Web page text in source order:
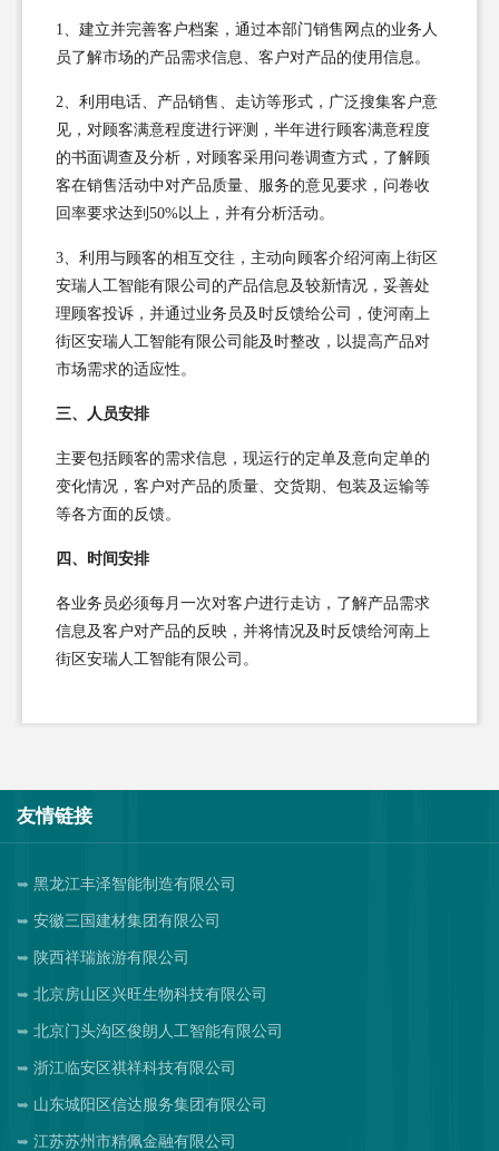
1、建立并完善客户档案，通过本部门销售网点的业务人
员了解市场的产品需求信息、客户对产品的使用信息。
2、利用电话、产品销售、走访等形式，广泛搜集客户意
见，对顾客满意程度进行评测，半年进行顾客满意程度
的书面调查及分析，对顾客采用问卷调查方式，了解顾
客在销售活动中对产品质量、服务的意见要求，问卷收
回率要求达到50%以上，并有分析活动。
3、利用与顾客的相互交往，主动向顾客介绍河南上街区
安瑞人工智能有限公司的产品信息及较新情况，妥善处
理顾客投诉，并通过业务员及时反馈给公司，使河南上
街区安瑞人工智能有限公司能及时整改，以提高产品对
市场需求的适应性。
三、人员安排
主要包括顾客的需求信息，现运行的定单及意向定单的
变化情况，客户对产品的质量、交货期、包装及运输等
等各方面的反馈。
四、时间安排
各业务员必须每月一次对客户进行走访，了解产品需求
信息及客户对产品的反映，并将情况及时反馈给河南上
街区安瑞人工智能有限公司。
友情链接
黑龙江丰泽智能制造有限公司
安徽三国建材集团有限公司
陕西祥瑞旅游有限公司
北京房山区兴旺生物科技有限公司
北京门头沟区俊朗人工智能有限公司
浙江临安区祺祥科技有限公司
山东城阳区信达服务集团有限公司
江苏苏州市精佩金融有限公司